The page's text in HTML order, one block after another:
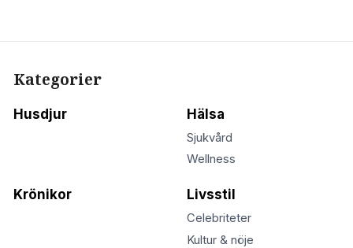
Kategorier
Husdjur Hälsa
Sjukvård
Wellness
Krönikor Livsstil
Celebriteter
Kultur & nöje